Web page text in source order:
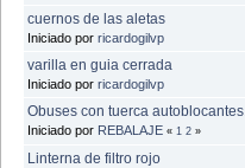
cuernos de las aletas
Iniciado por ricardogilvp
varilla en guia cerrada
Iniciado por ricardogilvp
Obuses con tuerca autoblocantes.
Iniciado por REBALAJE « 1 2 »
Linterna de filtro rojo